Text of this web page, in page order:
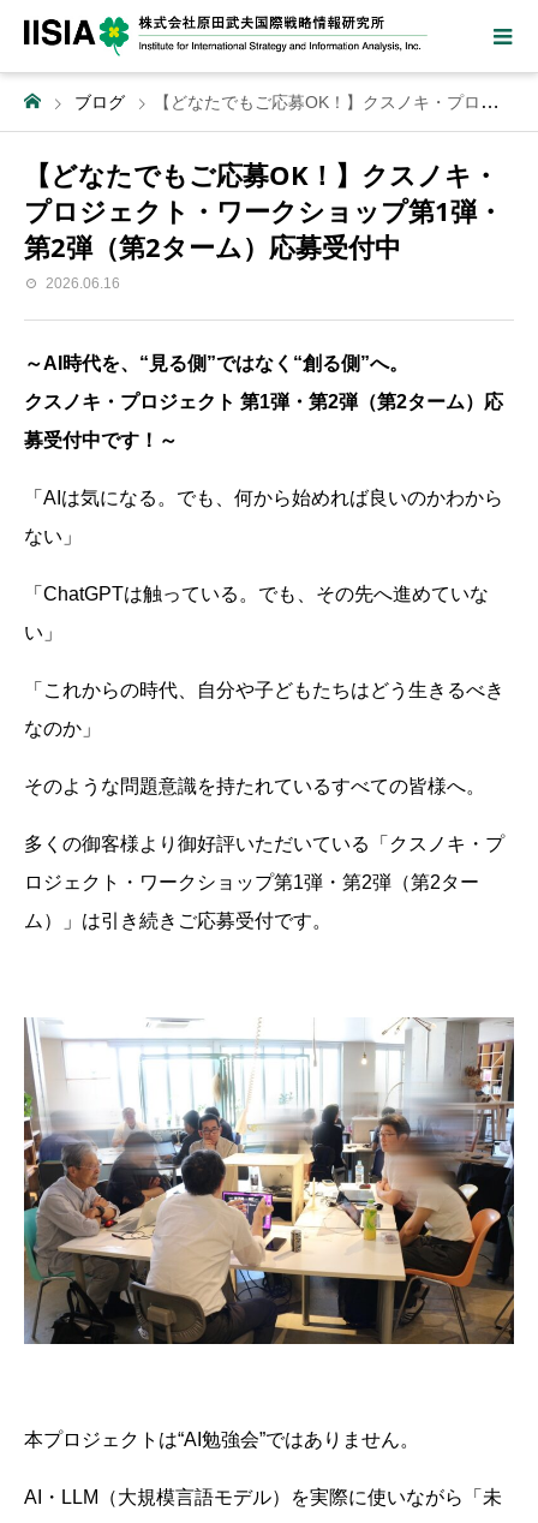
ブログ 【どなたでもご応募OK！】クスノキ・プロジェクト・ワークショップ第1弾・第2弾（第2ターム）応募受付中
【どなたでもご応募OK！】クスノキ・
プロジェクト・ワークショップ第1弾・
第2弾（第2ターム）応募受付中
2026.06.16
～AI時代を、“見る側”ではなく“創る側”へ。
クスノキ・プロジェクト 第1弾・第2弾（第2ターム）応
募受付中です！～
「AIは気になる。でも、何から始めれば良いのかわから
ない」
「ChatGPTは触っている。でも、その先へ進めていな
い」
「これからの時代、自分や子どもたちはどう生きるべき
なのか」
そのような問題意識を持たれているすべての皆様へ。
多くの御客様より御好評いただいている「クスノキ・プ
ロジェクト・ワークショップ第1弾・第2弾（第2ター
ム）」は引き続きご応募受付です。
本プロジェクトは“AI勉強会”ではありません。
AI・LLM（大規模言語モデル）を実際に使いながら「未